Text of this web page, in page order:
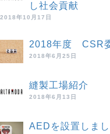
し社会貢献
2018年10月17日
2018年度 CSR
2018年6月25日
縫製工場紹介
2018年6月13日
AEDを設置しまし